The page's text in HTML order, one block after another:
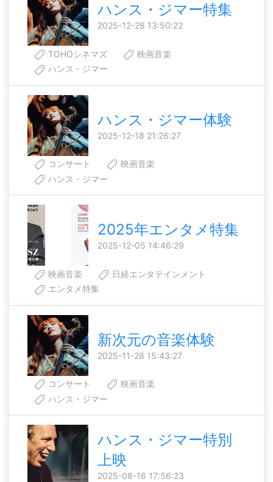
ハンス・ジマー特集
2025-12-28 13:50:22
TOHOシネマズ
映画音楽
ハンス・ジマー
ハンス・ジマー体験
2025-12-18 21:26:27
コンサート
映画音楽
ハンス・ジマー
2025年エンタメ特集
2025-12-05 14:46:29
映画音楽
日経エンタテインメント
エンタメ特集
新次元の音楽体験
2025-11-28 15:43:27
コンサート
映画音楽
ハンス・ジマー
ハンス・ジマー特別
上映
2025-08-16 17:56:23